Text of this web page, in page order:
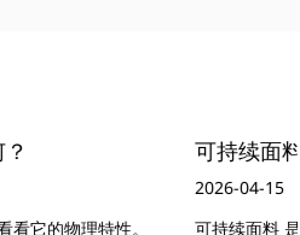
环境？
社会危机的核心解决方案，用可再